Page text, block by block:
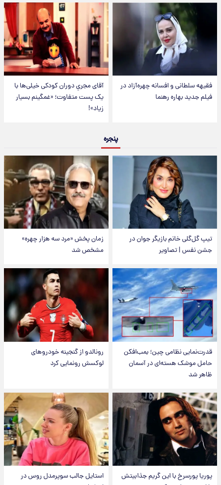
فقیهه سلطانی و افسانه چهره‌آزاد در
فیلم جدید بهاره رهنما
آقای مجریِ دوران کودکی خیلی‌ها با
یک پست متفاوت؛ «غمگینم بسیار
زیاد»!
پنجره
تیپ گل‌گلی خانم بازیگر جوان در
جشن نفس | تصاویر
زمان پخش «مرد سه هزار چهره»
مشخص شد
قدرت‌نمایی نظامی چین؛ بمب‌افکن
حامل موشک هسته‌ای در آسمان
ظاهر شد
رونالدو از گنجینه خودروهای
لوکسش رونمایی کرد
پوریا پورسرخ با این گریم جذابیتش
استایل جالب سوپرمدل روس در